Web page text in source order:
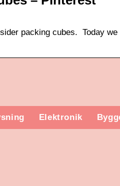
packing cubes. Today
Elektronik